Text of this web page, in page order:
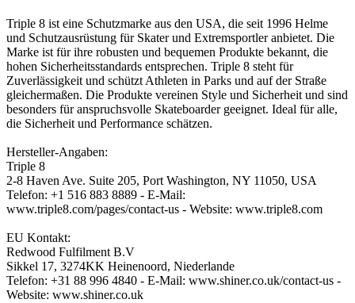
Triple 8 ist eine Schutzmarke aus den USA, die seit 1996 Helme
und Schutzausrüstung für Skater und Extremsportler anbietet. Die
Marke ist für ihre robusten und bequemen Produkte bekannt, die
hohen Sicherheitsstandards entsprechen. Triple 8 steht für
Zuverlässigkeit und schützt Athleten in Parks und auf der Straße
gleichermaßen. Die Produkte vereinen Style und Sicherheit und sind
besonders für anspruchsvolle Skateboarder geeignet. Ideal für alle,
die Sicherheit und Performance schätzen.
Hersteller-Angaben:
Triple 8
2-8 Haven Ave. Suite 205, Port Washington, NY 11050, USA
Telefon: +1 516 883 8889 - E-Mail:
www.triple8.com/pages/contact-us - Website: www.triple8.com
EU Kontakt:
Redwood Fulfilment B.V
Sikkel 17, 3274KK Heinenoord, Niederlande
Telefon: +31 88 996 4840 - E-Mail: www.shiner.co.uk/contact-us -
Website: www.shiner.co.uk